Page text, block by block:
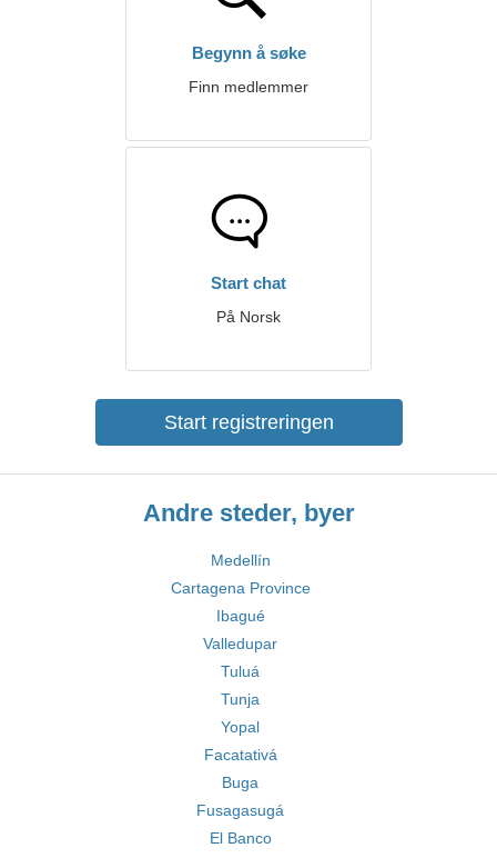
Begynn å søke
Finn medlemmer
Start chat
På Norsk
Start registreringen
Andre steder, byer
Medellín
Cartagena Province
Ibagué
Valledupar
Tuluá
Tunja
Yopal
Facatativá
Buga
Fusagasugá
El Banco